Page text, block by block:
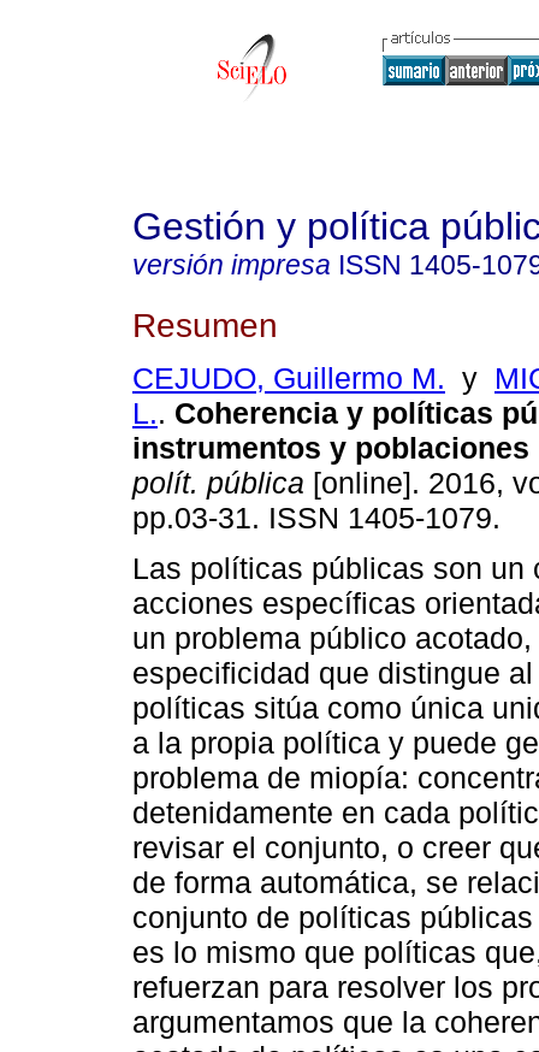
Gestión y política
versión impresa ISSN 1405-
Resumen
CEJUDO, Guillermo M. y
L.. Coherencia y políticas
instrumentos y poblaciones
polít. pública [online]. 2016,
pp.03-31. ISSN 1405-1079.
Las políticas públicas son un
acciones específicas
un problema público
especificidad que distingue
políticas sitúa como única
a la propia política y puede
problema de miopía:
detenidamente en cada
revisar el conjunto, o creer
de forma automática, se
conjunto de políticas
es lo mismo que políticas
refuerzan para resolver los
argumentamos que la